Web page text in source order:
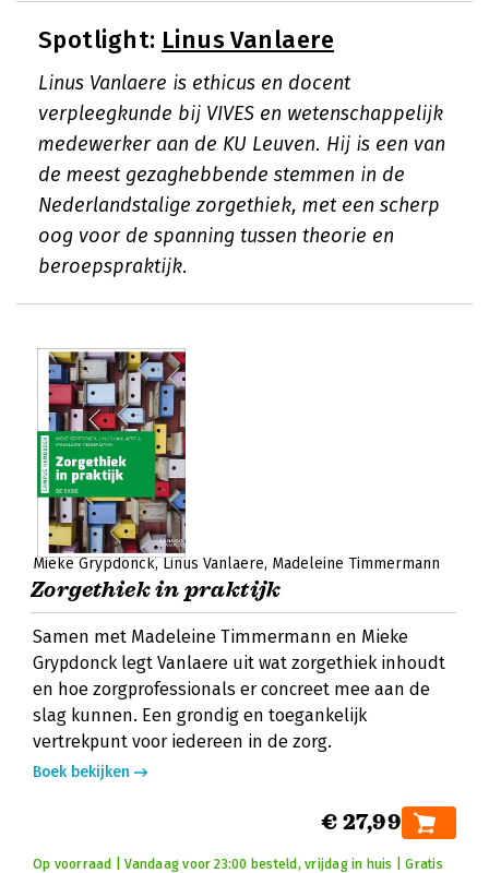
Spotlight: Linus Vanlaere
Linus Vanlaere is ethicus en docent
verpleegkunde bij VIVES en wetenschappelijk
medewerker aan de KU Leuven. Hij is een van
de meest gezaghebbende stemmen in de
Nederlandstalige zorgethiek, met een scherp
oog voor de spanning tussen theorie en
beroepspraktijk.
Mieke Grypdonck Linus Vanlaere Madeleine Timmermann
Zorgethiek in praktijk
Samen met Madeleine Timmermann en Mieke
Grypdonck legt Vanlaere uit wat zorgethiek inhoudt
en hoe zorgprofessionals er concreet mee aan de
slag kunnen. Een grondig en toegankelijk
vertrekpunt voor iedereen in de zorg.
Boek bekijken
€ 27,99
Op voorraad | Vandaag voor 23:00 besteld, vrijdag in huis | Gratis